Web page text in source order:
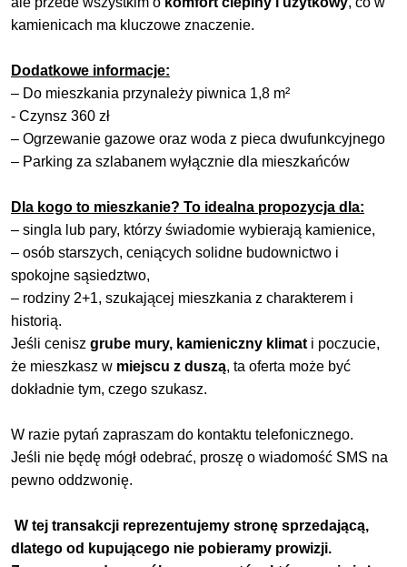
kamienicach ma kluczowe znaczenie.
Dodatkowe informacje:
– Do mieszkania przynależy piwnica 1,8 m²
- Czynsz 360 zł
– Ogrzewanie gazowe oraz woda z pieca dwufunkcyjnego
– Parking za szlabanem wyłącznie dla mieszkańców
Dla kogo to mieszkanie? To idealna propozycja dla:
– singla lub pary, którzy świadomie wybierają kamienice,
– osób starszych, ceniących solidne budownictwo i
spokojne sąsiedztwo,
– rodziny 2+1, szukającej mieszkania z charakterem i
historią.
Jeśli cenisz grube mury, kamieniczny klimat i poczucie,
że mieszkasz w miejscu z duszą, ta oferta może być
dokładnie tym, czego szukasz.
W razie pytań zapraszam do kontaktu telefonicznego.
Jeśli nie będę mógł odebrać, proszę o wiadomość SMS na
pewno oddzwonię.
W tej transakcji reprezentujemy stronę sprzedającą,
dlatego od kupującego nie pobieramy prowizji.